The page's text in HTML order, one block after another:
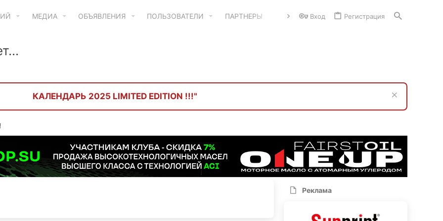
МЕДИА ОБЪЯВЛЕНИЯ ПОЛЬЗОВАТЕЛИ ПАРТНЕРЫ Вход Регистрация
КАЛЕНДАРЬ 2025 LIMITED EDITION !!!"
Реклама